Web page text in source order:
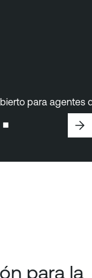
para agentes
para la